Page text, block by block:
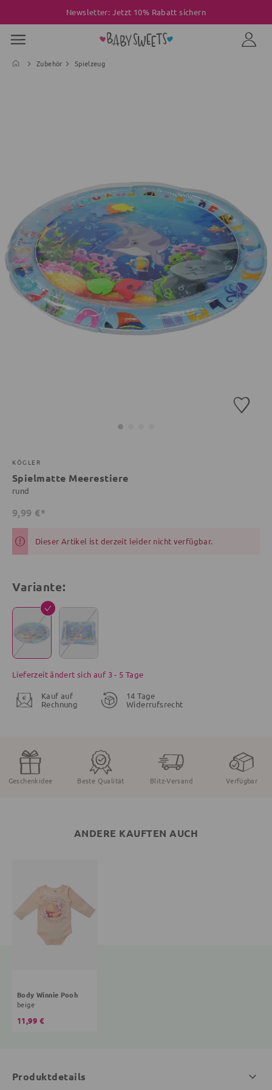
Newsletter: Jetzt 10% Rabatt sichern
Zubehör Spielzeug
KÖGLER
Spielmatte Meerestiere
rund
9,99 €*
Dieser Artikel ist derzeit leider nicht verfügbar.
Variante:
Lieferzeit ändert sich auf 3 - 5 Tage
Kauf auf
Rechnung
14 Tage
Widerrufsrecht
Geschenkidee Beste Qualität Blitz-Versand Verfügbar
ANDERE KAUFTEN AUCH
Body Winnie Pooh
beige
11,99 €
Produktdetails